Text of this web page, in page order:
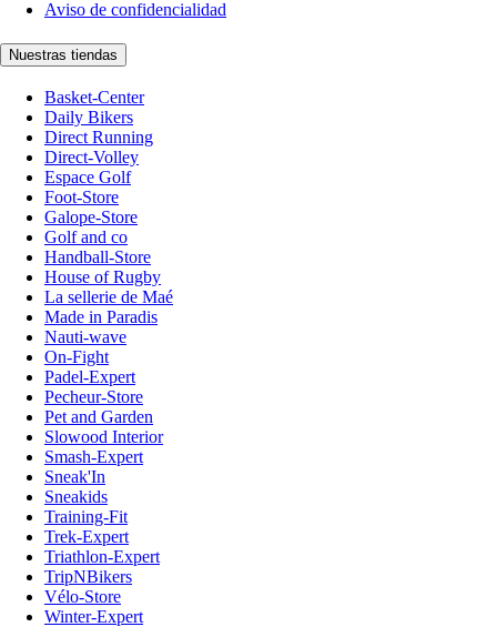
Aviso de confidencialidad
Nuestras tiendas
Basket-Center
Daily Bikers
Direct Running
Direct-Volley
Espace Golf
Foot-Store
Galope-Store
Golf and co
Handball-Store
House of Rugby
La sellerie de Maé
Made in Paradis
Nauti-wave
On-Fight
Padel-Expert
Pecheur-Store
Pet and Garden
Slowood Interior
Smash-Expert
Sneak'In
Sneakids
Training-Fit
Trek-Expert
Triathlon-Expert
TripNBikers
Vélo-Store
Winter-Expert